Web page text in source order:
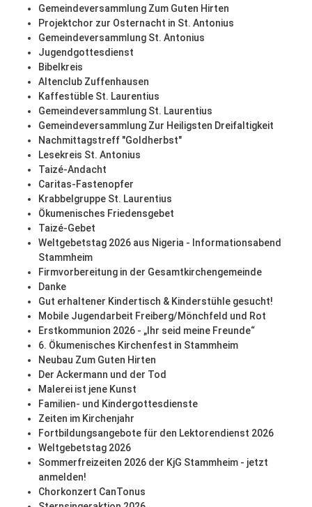
Gemeindeversammlung Zum Guten Hirten
Projektchor zur Osternacht in St. Antonius
Gemeindeversammlung St. Antonius
Jugendgottesdienst
Bibelkreis
Altenclub Zuffenhausen
Kaffestüble St. Laurentius
Gemeindeversammlung St. Laurentius
Gemeindeversammlung Zur Heiligsten Dreifaltigkeit
Nachmittagstreff "Goldherbst"
Lesekreis St. Antonius
Taizé-Andacht
Caritas-Fastenopfer
Krabbelgruppe St. Laurentius
Ökumenisches Friedensgebet
Taizé-Gebet
Weltgebetstag 2026 aus Nigeria - Informationsabend
Stammheim
Firmvorbereitung in der Gesamtkirchengemeinde
Danke
Gut erhaltener Kindertisch & Kinderstühle gesucht!
Mobile Jugendarbeit Freiberg/Mönchfeld und Rot
Erstkommunion 2026 - „Ihr seid meine Freunde“
6. Ökumenisches Kirchenfest in Stammheim
Neubau Zum Guten Hirten
Der Ackermann und der Tod
Malerei ist jene Kunst
Familien- und Kindergottesdienste
Zeiten im Kirchenjahr
Fortbildungsangebote für den Lektorendienst 2026
Weltgebetstag 2026
Sommerfreizeiten 2026 der KjG Stammheim - jetzt
anmelden!
Chorkonzert CanTonus